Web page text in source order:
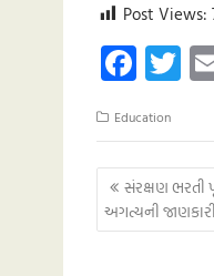
Post Views:
Fa
ce
b
o
o
k
T
tt
er
Education
Postસંરક્ષણ ભરતી
અગત્યની જાણકારી